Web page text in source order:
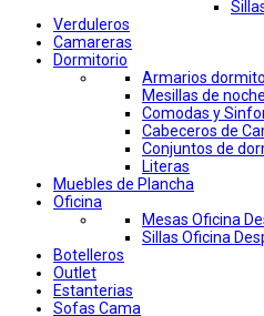
Verduleros
Camareras
Dormitorio
Armarios
Mesillas de noche
Comodas y
Cabeceros de
Conjuntos de
Literas
Muebles de Plancha
Oficina
Mesas Oficina
Sillas Oficina
Botelleros
Outlet
Estanterias
Sofas Cama